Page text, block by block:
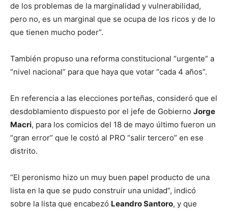
de los problemas de la marginalidad y vulnerabilidad,
pero no, es un marginal que se ocupa de los ricos y de lo
que tienen mucho poder”.
También propuso una reforma constitucional “urgente” a
“nivel nacional” para que haya que votar “cada 4 años”.
En referencia a las elecciones porteñas, consideró que el
desdoblamiento dispuesto por el jefe de Gobierno Jorge
Macri, para los comicios del 18 de mayo último fueron un
“gran error” que le costó al PRO “salir tercero” en ese
distrito.
“El peronismo hizo un muy buen papel producto de una
lista en la que se pudo construir una unidad”, indicó
sobre la lista que encabezó Leandro Santoro, y que